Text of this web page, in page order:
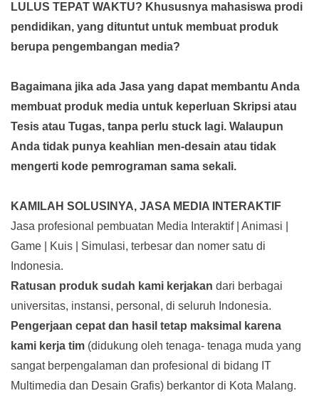
LULUS TEPAT WAKTU? Khususnya mahasiswa prodi
pendidikan, yang dituntut untuk membuat produk
berupa pengembangan media?
Bagaimana jika ada Jasa yang dapat membantu Anda
membuat produk media untuk keperluan Skripsi atau
Tesis atau Tugas, tanpa perlu stuck lagi. Walaupun
Anda tidak punya keahlian men-desain atau tidak
mengerti kode pemrograman sama sekali.
KAMILAH SOLUSINYA, JASA MEDIA INTERAKTIF
Jasa profesional pembuatan Media Interaktif | Animasi |
Game | Kuis | Simulasi, terbesar dan nomer satu di
Indonesia.
Ratusan produk sudah kami kerjakan dari berbagai
universitas, instansi, personal, di seluruh Indonesia.
Pengerjaan cepat dan hasil tetap maksimal karena
kami kerja tim (didukung oleh tenaga- tenaga muda yang
sangat berpengalaman dan profesional di bidang IT
Multimedia dan Desain Grafis) berkantor di Kota Malang.